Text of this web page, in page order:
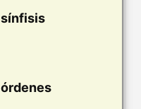
sínfisis
órdenes